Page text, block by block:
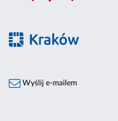
Wyślij e-mailem